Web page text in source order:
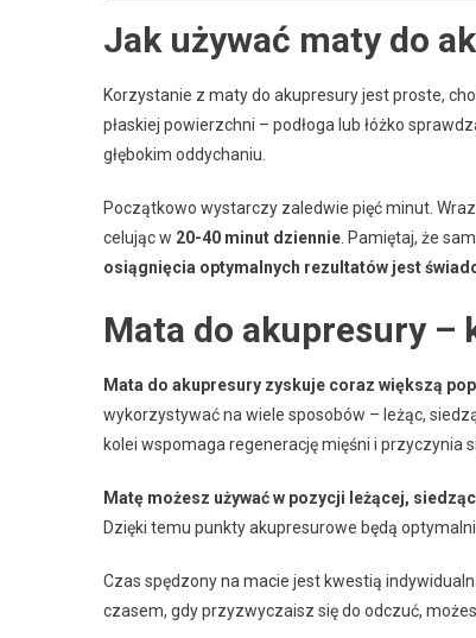
Jak używać maty do
Korzystanie z maty do akupresury jest proste,
płaskiej powierzchni – podłoga lub łóżko
głębokim oddychaniu.
Początkowo wystarczy zaledwie pięć minut.
celując w 20-40 minut dziennie . Pamiętaj, że
osiągnięcia optymalnych rezultatów jest
Mata do akupresury –
Mata do akupresury zyskuje coraz większą
wykorzystywać na wiele sposobów – leżąc,
kolei wspomaga regenerację mięśni i przyczynia
Matę możesz używać w pozycji leżącej,
Dzięki temu punkty akupresurowe będą
Czas spędzony na macie jest kwestią
czasem, gdy przyzwyczaisz się do odczuć,